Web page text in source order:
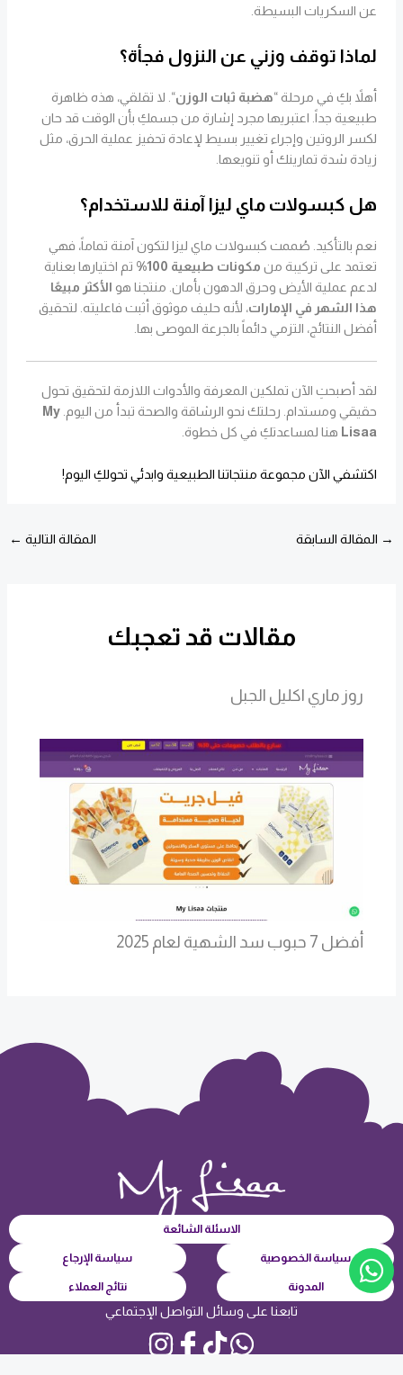
عن السكريات البسيطة.
لماذا توقف وزني عن النزول فجأة؟
أهلاً بكِ في مرحلة “هضبة ثبات الوزن“. لا تقلقي، هذه ظاهرة
طبيعية جداً. اعتبريها مجرد إشارة من جسمكِ بأن الوقت قد حان
لكسر الروتين وإجراء تغيير بسيط لإعادة تحفيز عملية الحرق، مثل
زيادة شدة تمارينك أو تنويعها.
هل كبسولات ماي ليزا آمنة للاستخدام؟
نعم بالتأكيد. صُممت كبسولات ماي ليزا لتكون آمنة تماماً، فهي
تعتمد على تركيبة من مكونات طبيعية 100%
تم اختيارها بعناية
لدعم عملية الأيض وحرق الدهون بأمان. منتجنا هو الأكثر مبيعًا
هذا الشهر في الإمارات، لأنه حليف موثوق أثبت فاعليته. لتحقيق
أفضل النتائج، التزمي دائماً بالجرعة الموصى بها.
لقد أصبحتِ الآن تملكين المعرفة والأدوات اللازمة لتحقيق تحول
حقيقي ومستدام. رحلتك نحو الرشاقة والصحة تبدأ من اليوم.My
Lisaa هنا لمساعدتكِ في كل خطوة.
اكتشفي الآن مجموعة منتجاتنا الطبيعية وابدئي تحولكِ اليوم!
→ المقالة السابقة المقالة التالية ←
مقالات قد تعجبك
روز ماري اكليل الجبل
أفضل 7 حبوب سد الشهية لعام 2025
الاسئلة الشائعة
سياسة الخصوصية سياسة الإرجاع
المدونة نتائج العملاء
تابعنا على وسائل التواصل الإجتماعي